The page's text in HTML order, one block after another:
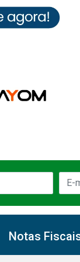
Notas